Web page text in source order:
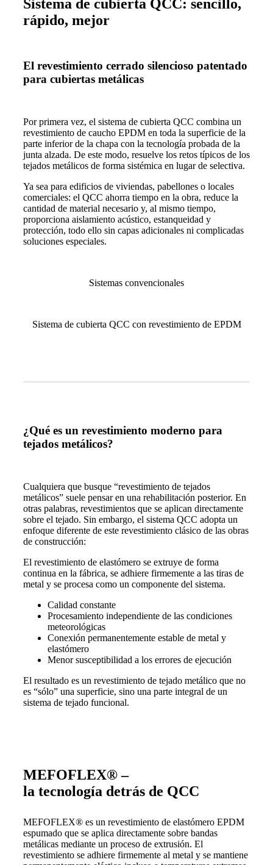
Sistema de cubierta QCC: sencillo,
rápido, mejor
El revestimiento cerrado silencioso patentado
para cubiertas metálicas
Por primera vez, el sistema de cubierta QCC combina un
revestimiento de caucho EPDM en toda la superficie de la
parte inferior de la chapa con la tecnología probada de la
junta alzada. De este modo, resuelve los retos típicos de los
tejados metálicos de forma sistémica en lugar de selectiva.
Ya sea para edificios de viviendas, pabellones o locales
comerciales: el QCC ahorra tiempo en la obra, reduce la
cantidad de material necesario y, al mismo tiempo,
proporciona aislamiento acústico, estanqueidad y
protección, todo ello sin capas adicionales ni complicadas
soluciones especiales.
Sistemas convencionales
Sistema de cubierta QCC con revestimiento de EPDM
¿Qué es un revestimiento moderno para
tejados metálicos?
Cualquiera que busque “revestimiento de tejados
metálicos” suele pensar en una rehabilitación posterior. En
otras palabras, revestimientos que se aplican directamente
sobre el tejado. Sin embargo, el sistema QCC adopta un
enfoque diferente de este revestimiento clásico de las obras
de construcción:
El revestimiento de elastómero se extruye de forma
continua en la fábrica, se adhiere firmemente a las tiras de
metal y se procesa como un componente del sistema.
Calidad constante
Procesamiento independiente de las condiciones
meteorológicas
Conexión permanentemente estable de metal y
elastómero
Menor susceptibilidad a los errores de ejecución
El resultado es un revestimiento de tejado metálico que no
es “sólo” una superficie, sino una parte integral de un
sistema de tejado funcional.
MEFOFLEX® –
la tecnología detrás de QCC
MEFOFLEX® es un revestimiento de elastómero EPDM
espumado que se aplica directamente sobre bandas
metálicas mediante un proceso de extrusión. El
revestimiento se adhiere firmemente al metal y se mantiene